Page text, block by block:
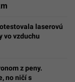
laserovú
vo vzduchu
z peny.
no ničí s